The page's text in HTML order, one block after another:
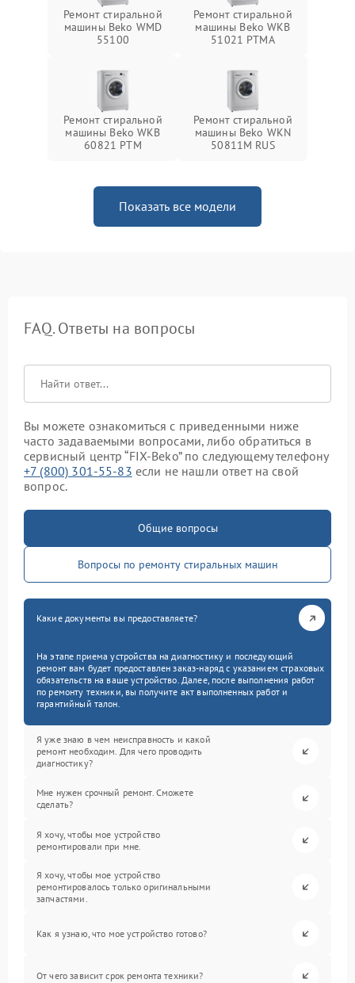
Ремонт стиральной
машины Beko WMD
55100
Ремонт стиральной
машины Beko WKB
51021 PTМА
Ремонт стиральной
машины Beko WKB
60821 PTМ
Ремонт стиральной
машины Beko WKN
50811M RUS
Показать все модели
FAQ. Ответы на вопросы
Вы можете ознакомиться с приведенными ниже
часто задаваемыми вопросами, либо обратиться в
сервисный центр “FIX-Beko” по следующему телефону
+7 (800) 301-55-83 если не нашли ответ на свой
вопрос.
Общие вопросы
Вопросы по ремонту стиральных машин
Какие документы вы предоставляете?
На этапе приема устройства на диагностику и последующий
ремонт вам будет предоставлен заказ-наряд с указанием страховых
обязательств на ваше устройство. Далее, после выполнения работ
по ремонту техники, вы получите акт выполненных работ и
гарантийный талон.
Я уже знаю в чем неисправность и какой
ремонт необходим. Для чего проводить
диагностику?
Мне нужен срочный ремонт. Сможете
сделать?
Я хочу, чтобы мое устройство
ремонтировали при мне.
Я хочу, чтобы мое устройство
ремонтировалось только оригинальными
запчастями.
Как я узнаю, что мое устройство готово?
От чего зависит срок ремонта техники?